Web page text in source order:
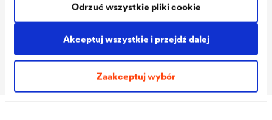
Akceptuj wszystkie i przejdź dalej
Zaakceptuj wybór
Odrzuć wszystkie pliki cookie
Consumption
80 - 150 ml/m²
Packaging Sizes
MIX
2,5 L / 20 L